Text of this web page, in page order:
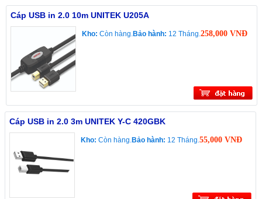
Cáp USB in 2.0 10m UNITEK U205A
Kho: Còn hàng.Bảo hành: 12 Tháng.258,000 VNĐ
Cáp USB in 2.0 3m UNITEK Y-C 420GBK
Kho: Còn hàng.Bảo hành: 12 Tháng.55,000 VNĐ